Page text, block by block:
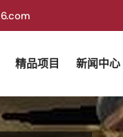
精品项目 新闻中心